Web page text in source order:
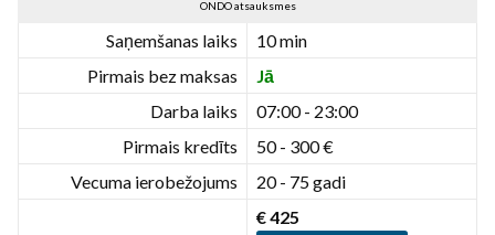
ONDO atsauksmes
Saņemšanas laiks
10 min
Pirmais bez maksas
Jā
Darba laiks
07:00 - 23:00
Pirmais kredīts
50 - 300 €
Vecuma ierobežojums
20 - 75 gadi
€ 425